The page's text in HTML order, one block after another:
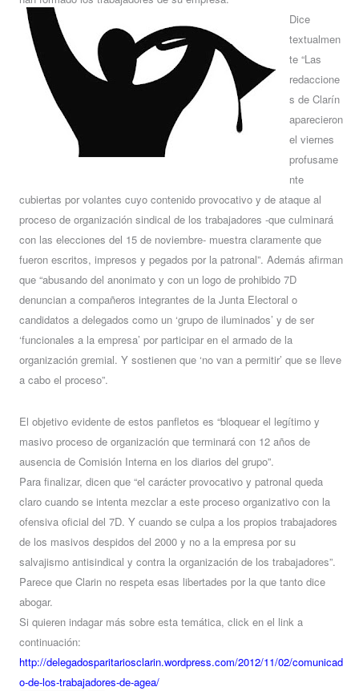
Dice
textualmen
te “Las
redaccione
s de Clarín
aparecieron
el viernes
profusame
nte
cubiertas por volantes cuyo contenido provocativo y de ataque al
proceso de organización sindical de los trabajadores -que culminará
con las elecciones del 15 de noviembre- muestra claramente que
fueron escritos, impresos y pegados por la patronal”. Además afirman
que “abusando del anonimato y con un logo de prohibido 7D
denuncian a compañeros integrantes de la Junta Electoral o
candidatos a delegados como un ‘grupo de iluminados’ y de ser
‘funcionales a la empresa’ por participar en el armado de la
organización gremial. Y sostienen que ‘no van a permitir’ que se lleve
a cabo el proceso”.
El objetivo evidente de estos panfletos es “bloquear el legítimo y
masivo proceso de organización que terminará con 12 años de
ausencia de Comisión Interna en los diarios del grupo”.
Para finalizar, dicen que “el carácter provocativo y patronal queda
claro cuando se intenta mezclar a este proceso organizativo con la
ofensiva oficial del 7D. Y cuando se culpa a los propios trabajadores
de los masivos despidos del 2000 y no a la empresa por su
salvajismo antisindical y contra la organización de los trabajadores”.
Parece que Clarin no respeta esas libertades por la que tanto dice
abogar.
Si quieren indagar más sobre esta temática, click en el link a
continuación:
http://delegadosparitariosclarin.wordpress.com/2012/11/02/comunicad
o-de-los-trabajadores-de-agea/